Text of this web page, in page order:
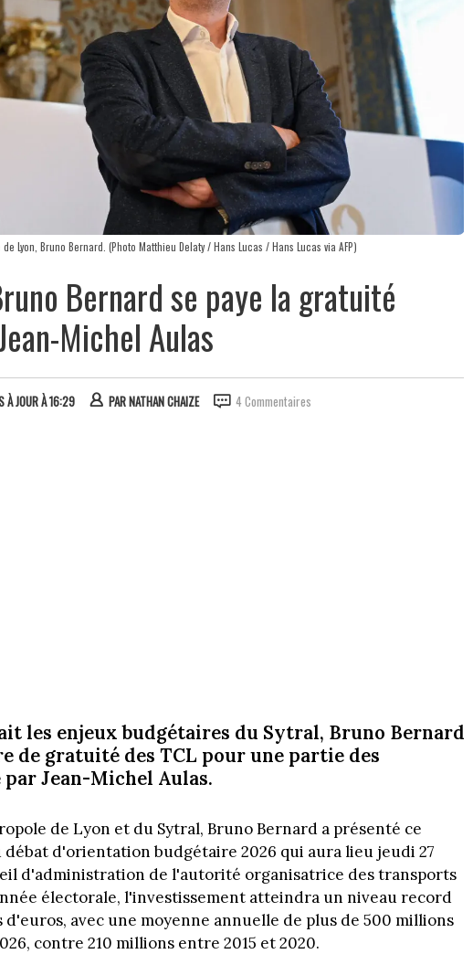
Lyon, Bruno Bernard. (Photo Matthieu Delaty / Hans Lucas / Hans Lucas via AFP)
Bernard se paye la gratuité
Michel Aulas
À JOUR À 16:29 PARNATHAN CHAIZE 4 Commentaires
les enjeux budgétaires du Sytral, Bruno Bernard
de gratuité des TCL pour une partie des
Jean-Michel Aulas.
de Lyon et du Sytral, Bruno Bernard a présenté ce
d'orientation budgétaire 2026 qui aura lieu jeudi 27
d'administration de l'autorité organisatrice des transports
électorale, l'investissement atteindra un niveau record
avec une moyenne annuelle de plus de 500 millions
contre 210 millions entre 2015 et 2020.